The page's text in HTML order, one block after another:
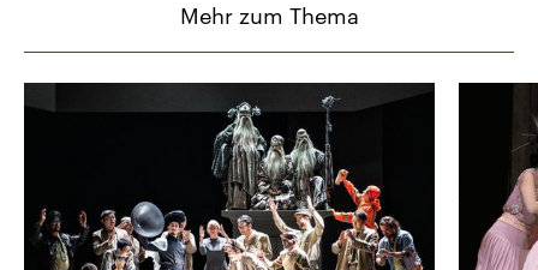
Mehr zum Thema